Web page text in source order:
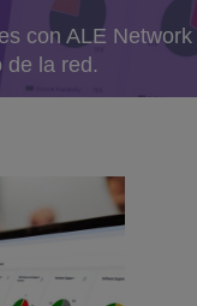
inteligente
Campus
la educación
Server
con ALE Network
de la red.